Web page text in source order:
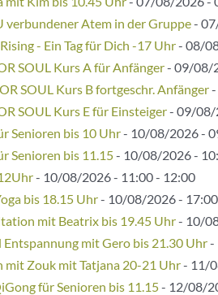
verbundener Atem in der Gruppe-
- Ein Tag für Dich -17 Uhr- 08/
SOUL Kurs A für Anfänger- 09/08/
SOUL Kurs B fortgeschr. Anfänger
SOUL Kurs E für Einsteiger- 09/08/
Senioren bis 10 Uhr- 10/08/2026 -
Senioren bis 11.15- 10/08/2026 -
- 10/08/2026 - 11:00 - 12:00
bis 18.15 Uhr- 10/08/2026 -
mit Beatrix bis 19.45 Uhr- 10/
Entspannung mit Gero bis 21.30 Uhr-
mit Zouk mit Tatjana 20-21 Uhr- 11/
für Senioren bis 11.15- 12/08/